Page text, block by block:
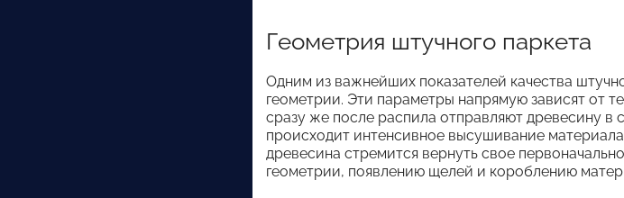
Геометрия штучного паркета
Одним из важнейших показателей качества
геометрии. Эти параметры напрямую зависят от
сразу же после распила отправляют древесину
происходит интенсивное высушивание
древесина стремится вернуть свое
геометрии, появлению щелей и короблению